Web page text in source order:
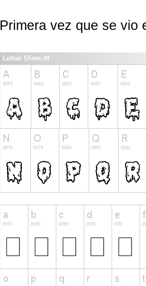
Primera vez que se vio
Lethal Slime.ttf